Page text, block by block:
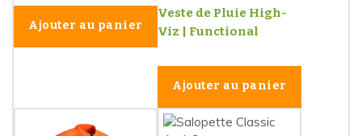
Ajouter au panier
Veste de Pluie High-
Viz | Functional
Ajouter au panier